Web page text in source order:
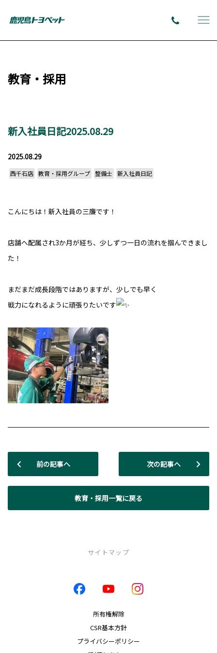
教育・採用
新入社員日記2025.08.29
2025.08.29
西千石店 教育・採用グループ 整備士 新入社員日記
こんにちは！新入社員の三廉です！
店舗へ配属され3か月が経ち、少しずつ一日の流れを掴んできまし
た！
まだまだ成長段階ではありますが、少しでも早く
戦力になれるように頑張りたいです
前の記事へ
教育・採用一覧に戻る
次の記事へ
サイトマップ
所有権解除
CSR基本方針
プライバシーポリシー